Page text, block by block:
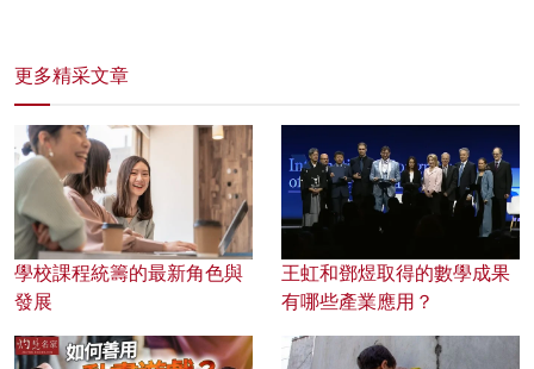
更多精采文章
學校課程統籌的最新角色與
發展
王虹和鄧煜取得的數學成果
有哪些產業應用？